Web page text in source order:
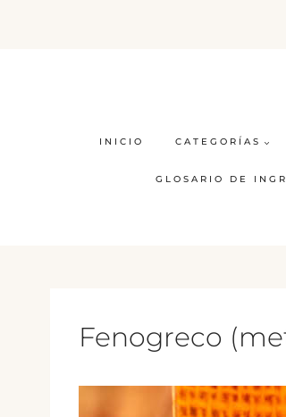
INICIO CATEGORÍAS
GLOSARIO DE
Fenogreco